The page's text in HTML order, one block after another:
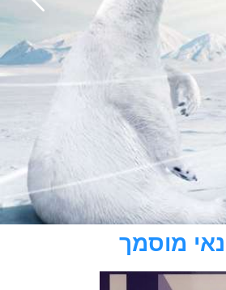
מוסמך